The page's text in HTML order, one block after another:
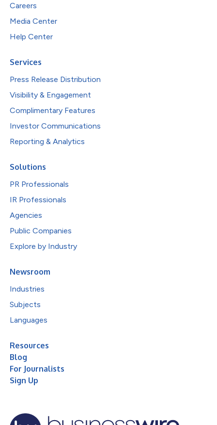
Careers
Media Center
Help Center
Services
Press Release Distribution
Visibility & Engagement
Complimentary Features
Investor Communications
Reporting & Analytics
Solutions
PR Professionals
IR Professionals
Agencies
Public Companies
Explore by Industry
Newsroom
Industries
Subjects
Languages
Resources
Blog
For Journalists
Sign Up